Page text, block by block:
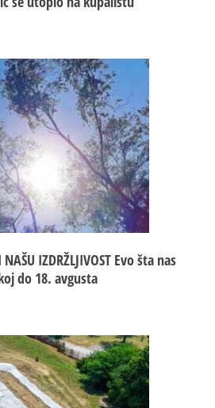
NAŠU IZDRŽLJIVOST Evo šta nas
do 18. avgusta